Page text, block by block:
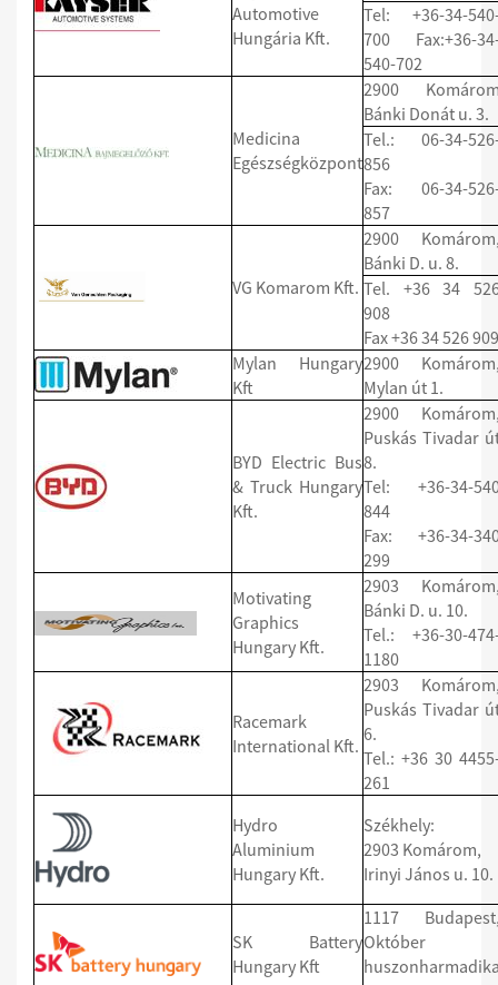
Automotive
Hungária Kft.
Tel: +36-34-
700 Fax:+36-
540-702
Medicina
Egészségközpont
2900
Bánki Donát u. 3.
Tel.: 06-34-
856
Fax: 06-34-
857
VG Komarom Kft.
2900
Bánki D. u. 8.
Tel. +36 34
908
Fax +36 34 526 909
Mylan Hungary
Kft
2900
Mylan út 1.
BYD Electric Bus
& Truck Hungary
Kft.
2900
Puskás Tivadar
8.
Tel: +36-34-
844
Fax: +36-34-
299
Motivating
Graphics
Hungary Kft.
2903
Bánki D. u. 10.
Tel.: +36-30-
1180
Racemark
International Kft.
2903
Puskás Tivadar
6.
Tel.: +36 30
261
Hydro
Aluminium
Hungary Kft.
Székhely:
2903 Komárom,
Irinyi János u. 10.
SK Battery
Hungary Kft
1117
Október